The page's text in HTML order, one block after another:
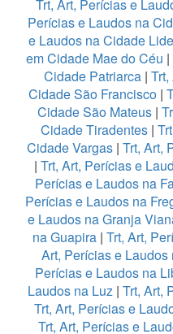
Trt, Art, Perícias e
Perícias e Laudos na
e Laudos na Cidade
em Cidade Mae do Céu |
Cidade Patriarca |
Cidade São Francisco |
Cidade São Mateus|
Cidade Tiradentes |
Cidade Vargas | Trt, Art,
| Trt, Art, Perícias e
Perícias e Laudos na
Perícias e Laudos na
e Laudos na Granja
na Guapira| Trt, Art,
Art, Perícias e
Perícias e Laudos na
Laudos na Luz| Trt, Art,
Trt, Art, Perícias e
Trt, Art, Perícias e